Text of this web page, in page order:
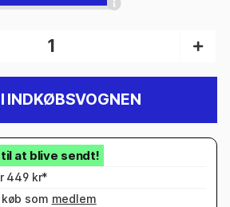
INDKØBSVOGNEN
449 kr*
som medlem